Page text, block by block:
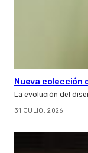
Nueva colección
La evolución del
31 JULIO, 2026